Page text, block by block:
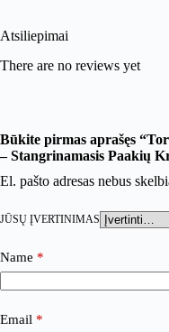
Atsiliepimai
There are no reviews yet
Būkite pirmas aprašęs
– Stangrinamasis Paakių
El. pašto adresas nebus
JŪSŲ ĮVERTINIMAS
Name *
Email *